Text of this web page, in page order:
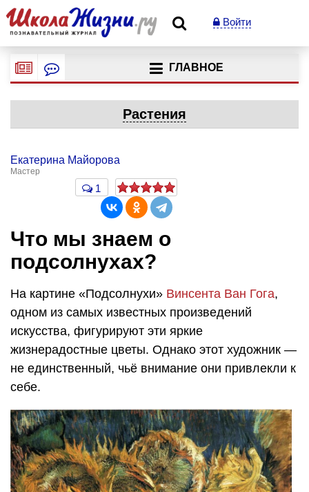
Войти
ГЛАВНОЕ
Растения
Екатерина Майорова
Мастер
1
Что мы знаем о
подсолнухах?
На картине «Подсолнухи» Винсента Ван Гога,
одном из самых известных произведений
искусства, фигурируют эти яркие
жизнерадостные цветы. Однако этот художник —
не единственный, чьё внимание они привлекли к
себе.